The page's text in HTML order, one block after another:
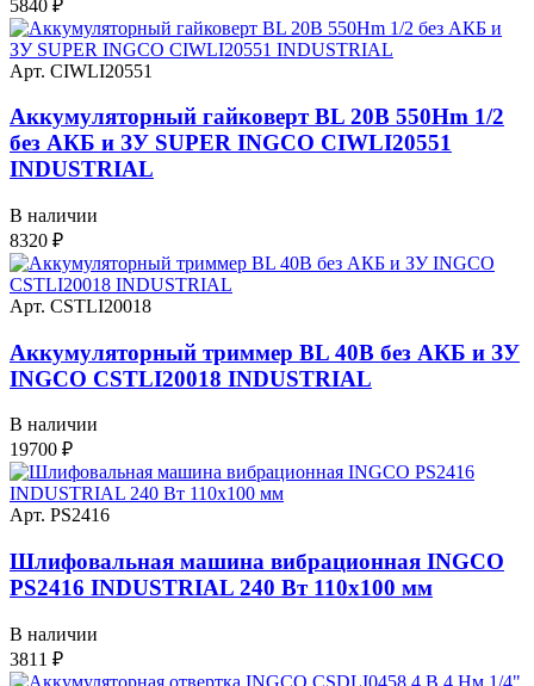
5840 ₽
Арт. CIWLI20551
Аккумуляторный гайковерт BL 20В 550Hm 1/2
без АКБ и ЗУ SUPER INGCO CIWLI20551
INDUSTRIAL
В наличии
8320 ₽
Арт. CSTLI20018
Аккумуляторный триммер BL 40В без АКБ и ЗУ
INGCO CSTLI20018 INDUSTRIAL
В наличии
19700 ₽
Арт. PS2416
Шлифовальная машина вибрационная INGCO
PS2416 INDUSTRIAL 240 Вт 110х100 мм
В наличии
3811 ₽